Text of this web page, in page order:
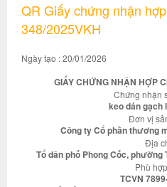
QR Giấy chứng nhận
348/2025VKH
Ngày tạo : 20/01/2026
GIẤY CHỨNG NHẬN HỢP
Chứng nhận
keo dán gạch
Đơn vị
Công ty Cổ phần thương
Địa
Tổ dân phố Phong Cốc,
Phù
TCVN